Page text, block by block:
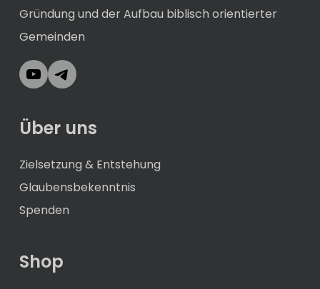
Gründung und der Aufbau biblisch orientierter
Gemeinden
YouTubeTelegram
Über uns
Zielsetzung & Entstehung
Glaubensbekenntnis
Spenden
Shop